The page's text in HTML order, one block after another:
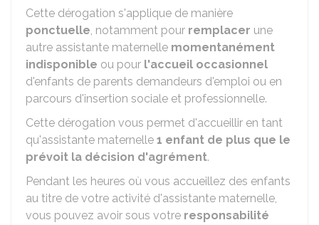
Cette dérogation s'applique de manière
ponctuelle, notamment pour remplacer une
autre assistante maternelle momentanément
indisponible ou pour l'accueil occasionnel
d'enfants de parents demandeurs d'emploi ou en
parcours d'insertion sociale et professionnelle.
Cette dérogation vous permet d'accueillir en tant
qu'assistante maternelle 1 enfant de plus que le
prévoit la décision d'agrément.
Pendant les heures où vous accueillez des enfants
au titre de votre activité d'assistante maternelle,
vous pouvez avoir sous votre responsabilité